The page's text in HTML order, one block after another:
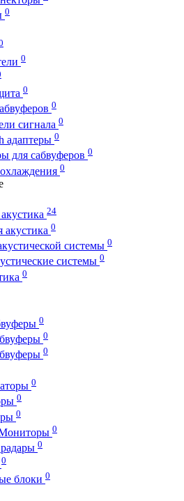
0
0
0
0
сигнала 0
адаптеры 0
для сабвуферов 0
0
24
акустика 0
системы 0
системы 0
0
0
0
0
0
0
0
0
0
0
блоки 0